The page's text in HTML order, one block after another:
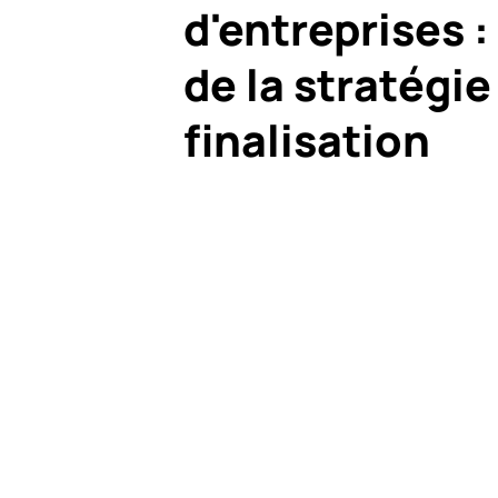
d'entreprises :
de la stratégie
finalisation